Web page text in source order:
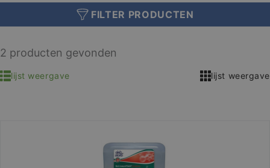
FILTER PRODUCTEN
2 producten gevonden
lijst weergave lijst weergave